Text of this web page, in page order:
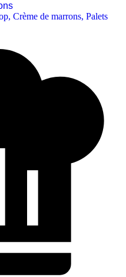
, Crème de marrons, Palets